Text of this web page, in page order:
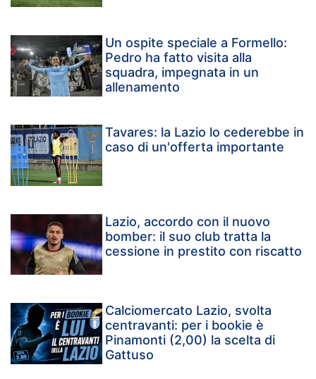
Un ospite speciale a Formello:
Pedro ha fatto visita alla
squadra, impegnata in un
allenamento
Tavares: la Lazio lo cederebbe in
caso di un'offerta importante
Lazio, accordo con il nuovo
bomber: il suo club tratta la
cessione in prestito con riscatto
Calciomercato Lazio, svolta
centravanti: per i bookie è
Pinamonti (2,00) la scelta di
Gattuso